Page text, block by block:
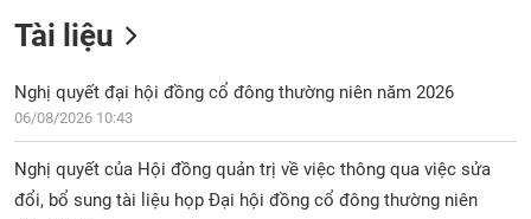
Tài liệu
Nghị quyết đại hội đồng cổ đông thường niên năm 2026
06/08/2026 10:43
Nghị quyết của Hội đồng quản trị về việc thông qua việc sửa
đổi, bổ sung tài liệu họp Đại hội đồng cổ đông thường niên